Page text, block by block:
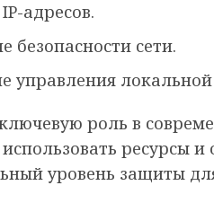
адресов.
безопасности сети.
управления локальной
роль в
ресурсы и
уровень защиты